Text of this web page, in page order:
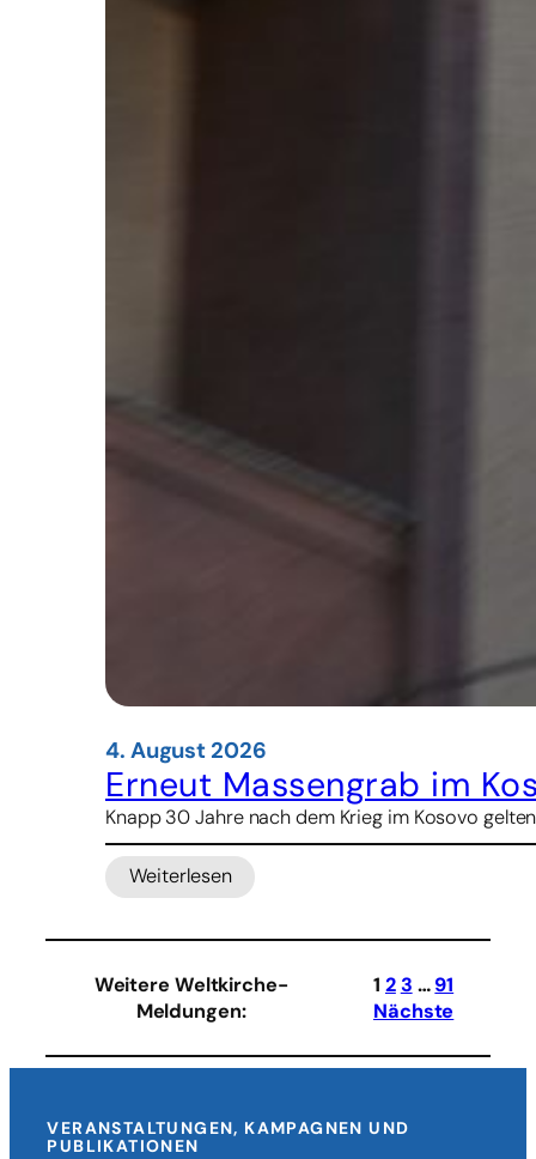
4. August 2026
Erneut Massengrab im
Knapp 30 Jahre nach dem Krieg im Kosovo
Weiterlesen
:
Massengrab
Kosovo
gefunden
Weitere Weltkirche-
Meldungen:
1 23 … 91
Nächste
VERANSTALTUNGEN, KAMPAGNEN UND
PUBLIKATIONEN